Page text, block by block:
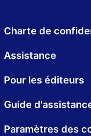
Charte de
Assistance
Pour les éditeurs
Guide
Paramètres des